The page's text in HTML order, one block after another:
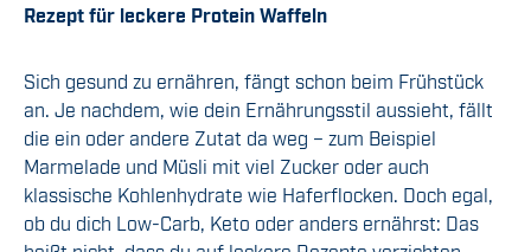
Rezept für leckere Protein Waffeln
Sich gesund zu ernähren, fängt schon beim Frühstück
an. Je nachdem, wie dein Ernährungsstil aussieht, fällt
die ein oder andere Zutat da weg – zum Beispiel
Marmelade und Müsli mit viel Zucker oder auch
klassische Kohlenhydrate wie Haferflocken. Doch egal,
ob du dich Low-Carb, Keto oder anders ernährst: Das